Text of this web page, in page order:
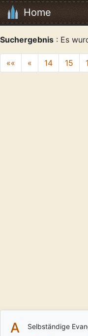
Home
Suchergebnis : Es
«« « 14 15
Selbständige
A